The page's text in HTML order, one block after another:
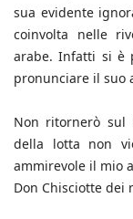
sua evidente
coinvolta nelle
arabe. Infatti si è
pronunciare il suo
Non ritornerò sul
della lotta non
ammirevole il mio
Don Chisciotte dei